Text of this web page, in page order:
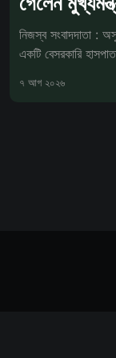
নিজস্ব সংবাদদাতা :
একটি বেসরকারি
৭ আগ ২০২৬